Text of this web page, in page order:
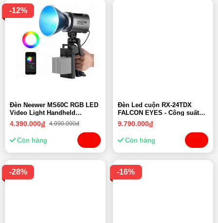
-12%
Đèn Neewer MS60C RGB LED
Video Light Handheld
Spotlight | Chính Hãng
4.390.000đ 4.990.000đ
Còn hàng
Đèn Led cuộn RX-24TDX
FALCON EYES - Công suất
150W | Chính hãng
9.790.000đ
Còn hàng
-28% -16%